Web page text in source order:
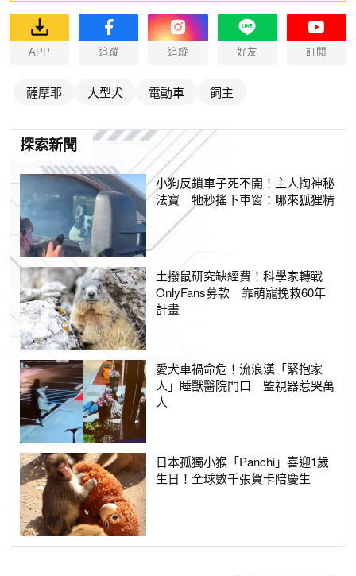
APP 追蹤 追蹤 好友 訂閱
薩摩耶 大型犬 電動車 飼主
探索新聞
小狗反鎖車子死不開！主人掏神秘
法寶 牠秒搖下車窗：哪來狐狸精
土撥鼠研究缺經費！科學家轉戰
OnlyFans募款 靠萌寵挽救60年
計畫
愛犬車禍命危！流浪漢「緊抱家
人」睡獸醫院門口 監視器惹哭萬
人
日本孤獨小猴「Panchi」喜迎1歲
生日！全球數千張賀卡陪慶生